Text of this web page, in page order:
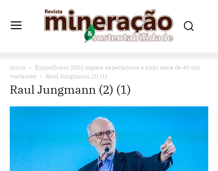
Início
Exposibram 2025 supera expectativas e atrai mais de 40 mil
visitantes
Raul Jungmann (2) (1)
Raul Jungmann (2) (1)